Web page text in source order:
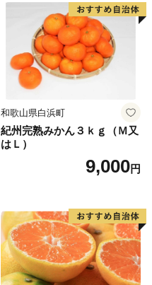
和歌山県白浜町
紀州完熟みかん３ｋｇ（Ｍ又
はＬ）
9,000円